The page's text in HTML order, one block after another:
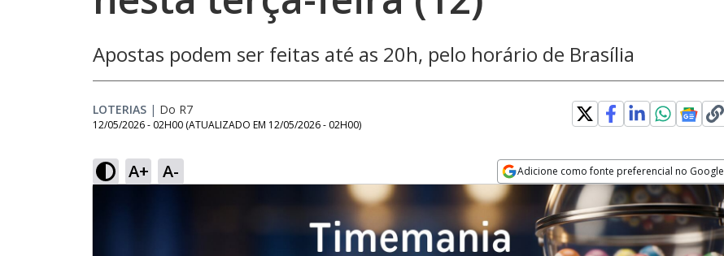
Apostas podem ser feitas até as 20h, pelo horário de Brasília
LOTERIAS | Do R7
12/05/2026 - 02H00 (ATUALIZADO EM 12/05/2026 - 02H00)
A+ A- Adicione como fonte preferencial no Google
Opens in new window